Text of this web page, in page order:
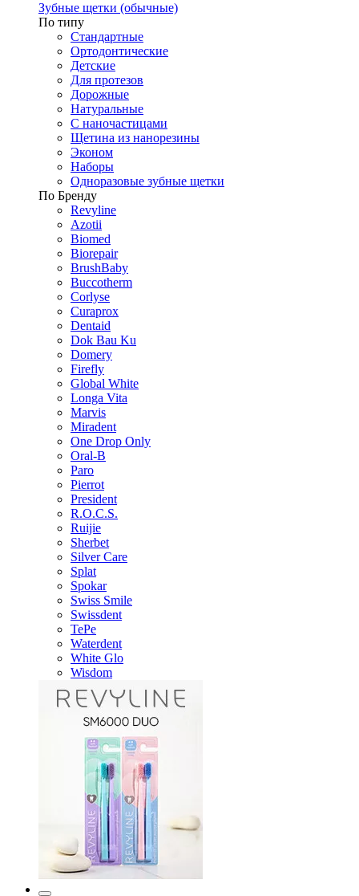
Зубные щетки (обычные)
По типу
Стандартные
Ортодонтические
Детские
Для протезов
Дорожные
Натуральные
С наночастицами
Щетина из нанорезины
Эконом
Наборы
Одноразовые зубные щетки
По Бренду
Revyline
Azotii
Biomed
Biorepair
BrushBaby
Buccotherm
Corlyse
Curaprox
Dentaid
Dok Bau Ku
Domery
Firefly
Global White
Longa Vita
Marvis
Miradent
One Drop Only
Oral-B
Paro
Pierrot
President
R.O.C.S.
Ruijie
Sherbet
Silver Care
Splat
Spokar
Swiss Smile
Swissdent
TePe
Waterdent
White Glo
Wisdom